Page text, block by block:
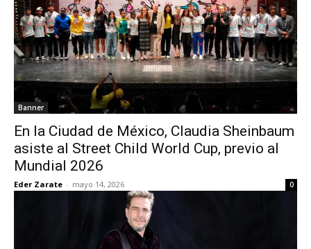
Banner
En la Ciudad de México, Claudia Sheinbaum
asiste al Street Child World Cup, previo al
Mundial 2026
Eder Zarate - mayo 14, 2026 0